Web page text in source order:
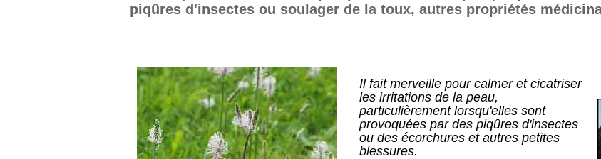
piqûres d'insectes ou soulager de la toux, autres propriétés
Il fait merveille pour calmer et cicatriser
les irritations de la peau,
particulièrement lorsqu'elles sont
provoquées par des piqûres d'insectes
ou des écorchures et autres petites
blessures.